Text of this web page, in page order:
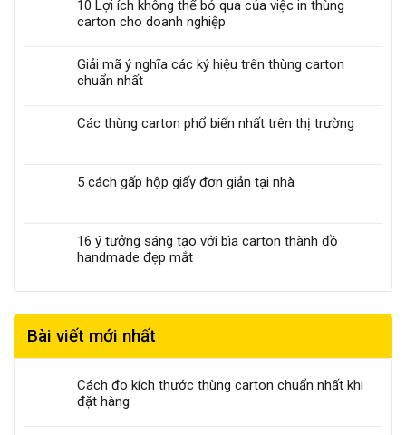
10 Lợi ích không thể bỏ qua của việc in thùng
carton cho doanh nghiệp
Giải mã ý nghĩa các ký hiệu trên thùng carton
chuẩn nhất
Các thùng carton phổ biến nhất trên thị trường
5 cách gấp hộp giấy đơn giản tại nhà
16 ý tưởng sáng tạo với bìa carton thành đồ
handmade đẹp mắt
Bài viết mới nhất
Cách đo kích thước thùng carton chuẩn nhất khi
đặt hàng